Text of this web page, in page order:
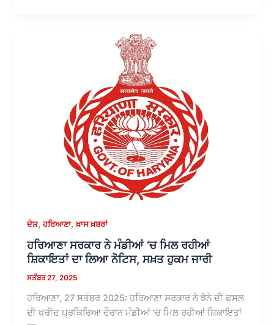
ਦੇਸ਼,ਹਰਿਆਣਾ,ਖ਼ਾਸ ਖ਼ਬਰਾਂ
ਹਰਿਆਣਾ ਸਰਕਾਰ ਨੇ ਮੰਡੀਆਂ ‘ਚ ਮਿਲ ਰਹੀਆਂ
ਸ਼ਿਕਾਇਤਾਂ ਦਾ ਲਿਆ ਨੋਟਿਸ, ਸਖ਼ਤ ਹੁਕਮ ਜਾਰੀ
ਸਤੰਬਰ 27, 2025
ਹਰਿਆਣਾ, 27 ਸਤੰਬਰ 2025: ਹਰਿਆਣਾ ਸਰਕਾਰ ਨੇ ਝੋਨੇ ਦੀ ਫਸਲ
ਦੀ ਖਰੀਦ ਪ੍ਰਕਿਰਿਆ ਦੌਰਾਨ ਮੰਡੀਆਂ ‘ਚ ਮਿਲ ਰਹੀਆਂ ਸ਼ਿਕਾਇਤਾਂ